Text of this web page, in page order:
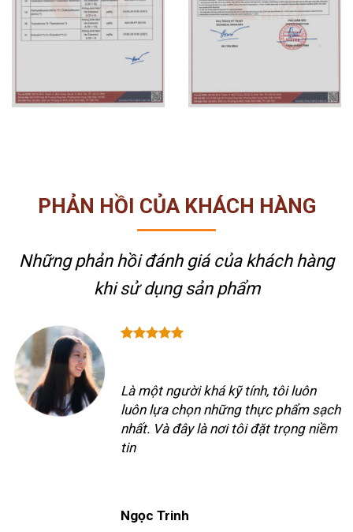
PHẢN HỒI CỦA KHÁCH HÀNG
Những phản hồi đánh giá của khách hàng
khi sử dụng sản phẩm
Là một người khá kỹ tính, tôi luôn
luôn lựa chọn những thực phẩm sạch
nhất. Và đây là nơi tôi đặt trọng niềm
tin
Ngọc Trinh